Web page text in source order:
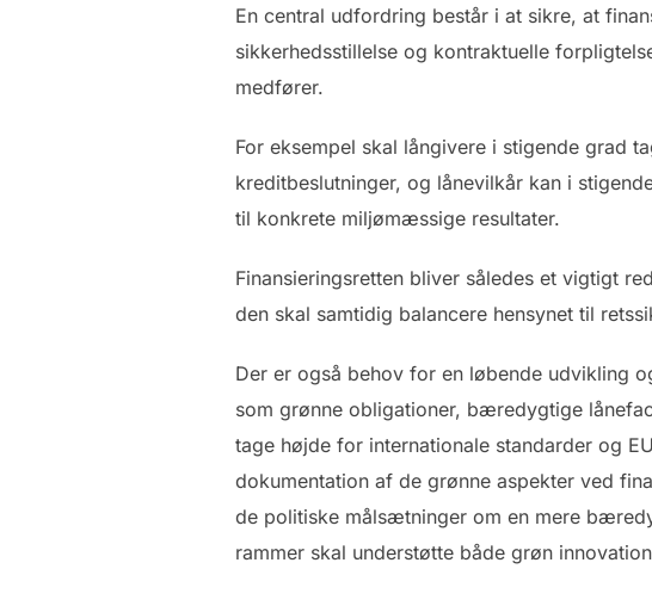
En central udfordring består i at sikre, at
sikkerhedsstillelse og kontraktuelle
medfører.
For eksempel skal långivere i stigende grad
kreditbeslutninger, og lånevilkår kan i
til konkrete miljømæssige resultater.
Finansieringsretten bliver således et vigtigt
den skal samtidig balancere hensynet til
Der er også behov for en løbende udvikling
som grønne obligationer, bæredygtige
tage højde for internationale standarder og
dokumentation af de grønne aspekter ved
de politiske målsætninger om en mere
rammer skal understøtte både grøn